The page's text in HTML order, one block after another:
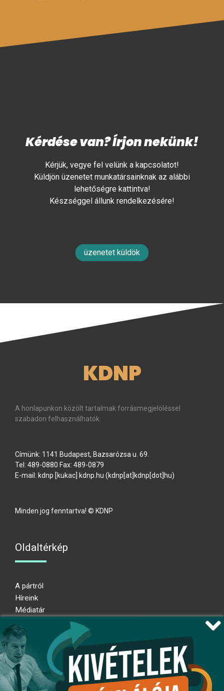
Kérdése van? Írjon nekünk!
Kérjük, vegye fel velünk a kapcsolatot!
Küldjön üzenetet munkatársainknak az alábbi
lehetőségre kattintva!
Készséggel állunk rendelkezésére!
üzenetet küldök
KDNP
A honlapunkon közölt tartalmak forrásmegjelöléssel
szabadon felhasználhatók.
Címünk: 1141 Budapest, Bazsarózsa u. 69.
Tel: 489-0880 Fax: 489-0879
E-mail: kdnp [kukac] kdnp hu (kdnp[at]kdnp[dot]hu)
Minden jog fenntartva! © KDNP
Oldaltérkép
A pártról
Híreink
Médiatár
Adatkezelési nyilatkozat
Átláthatósági nyilatkozat
Ugrás az oldal tetejére
Kövessen minket!